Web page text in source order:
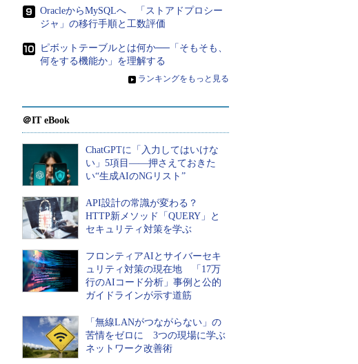
OracleからMySQLへ 「ストアドプロシー
ジャ」の移行手順と工数評価
ピボットテーブルとは何か──「そもそも、
何をする機能か」を理解する
» ランキングをもっと見る
＠IT eBook
ChatGPTに「入力してはいけな
い」5項目――押さえておきた
い“生成AIのNGリスト”
API設計の常識が変わる？
HTTP新メソッド「QUERY」と
セキュリティ対策を学ぶ
フロンティアAIとサイバーセキ
ュリティ対策の現在地 「17万
行のAIコード分析」事例と公的
ガイドラインが示す道筋
「無線LANがつながらない」の
苦情をゼロに 3つの現場に学ぶ
ネットワーク改善術